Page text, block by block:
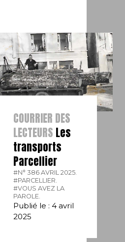
COURRIER DES
LECTEURS Les
transports
Parcellier
#N° 386 AVRIL 2025.
#PARCELLIER.
#VOUS AVEZ LA
PAROLE.
Publié le : 4 avril
2025